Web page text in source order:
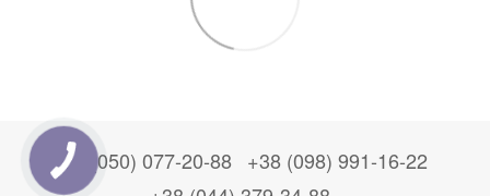
+38 (050) 077-20-88 +38 (098) 991-16-22